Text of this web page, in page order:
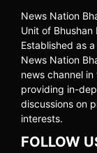
News Nation
Unit of
Established as
News Nation
news channel
providing in-
discussions on
interests.
FOLLOW